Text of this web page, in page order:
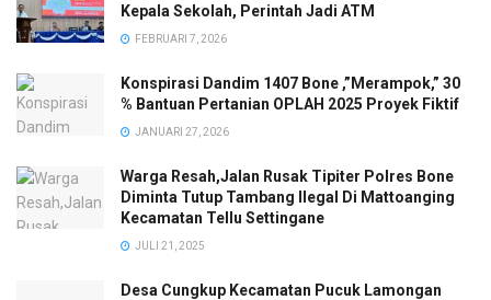
Kepala Sekolah, Perintah Jadi ATM
FEBRUARI 7, 2026
Konspirasi Dandim 1407 Bone ,”Merampok,” 30
% Bantuan Pertanian OPLAH 2025 Proyek Fiktif
JANUARI 27, 2026
Warga Resah,Jalan Rusak Tipiter Polres Bone
Diminta Tutup Tambang Ilegal Di Mattoanging
Kecamatan Tellu Settingane
JULI 21, 2025
Desa Cungkup Kecamatan Pucuk Lamongan